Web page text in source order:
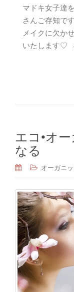
マドキ女子達
さんご存知で
メイクに欠か
いたします♡
エコ•オ
なる
オーガニ